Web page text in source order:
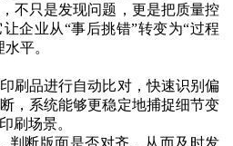
不只是发现问题，更是把质量控
企业从“事后挑错”转变为“过程
平。
刷品进行自动比对，快速识别偏
，系统能够更稳定地捕捉细节变
刷场景。
判断版面是否对齐，从而及时发